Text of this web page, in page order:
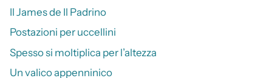
Il James de Il Padrino
Postazioni per uccellini
Spesso si moltiplica per l’altezza
Un valico appenninico